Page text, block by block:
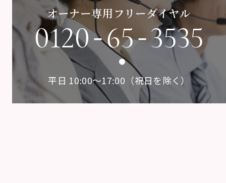
オーナー専用フリーダイヤル
0120-65-3535
平日 10:00〜17:00（祝日を除く）